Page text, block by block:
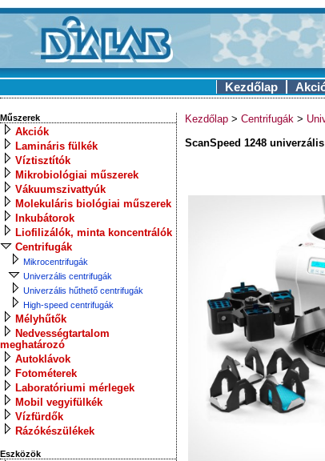
Kezdőlap
Műszerek
Akciók
Lamináris fülkék
Víztisztítók
Mikrobiológiai műszerek
Vákuumszivattyúk
Molekuláris biológiai műszerek
Inkubátorok
Liofilizálók, minta koncentrálók
Centrifugák
Mikrocentrifugák
Univerzális centrifugák
Univerzális hűthető centrifugák
High-speed centrifugák
Mélyhűtők
Nedvességtartalom
meghatározó
Autoklávok
Fotométerek
Laboratóriumi mérlegek
Mobil vegyifülkék
Vízfürdők
Rázókészülékek
Eszközök
Kezdőlap > Centrifugák >
ScanSpeed 1248